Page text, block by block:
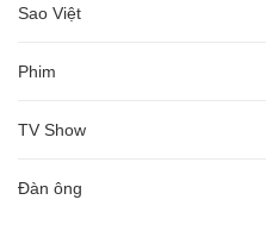
Sao Việt
Phim
TV Show
Đàn ông